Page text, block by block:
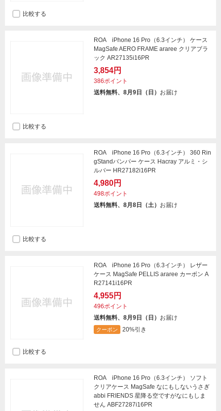
比較する
ROA iPhone 16 Pro（6.3インチ） ケース
MagSafe AERO FRAME araree クリアブラ
ック AR27135i16PR
3,854円
386ポイント
送料無料、8月9日（日） お届け
比較する
ROA iPhone 16 Pro（6.3インチ） 360 Rin
gStandバンパー ケース Hacray アルミ・シ
ルバー HR27182i16PR
4,980円
498ポイント
送料無料、8月8日（土） お届け
比較する
ROA iPhone 16 Pro（6.3インチ） レザー
ケース MagSafe PELLIS araree カーボン A
R27141i16PR
4,955円
496ポイント
送料無料、8月9日（日） お届け
クーポン 20%引き
比較する
ROA iPhone 16 Pro（6.3インチ） ソフト
クリアケース MagSafe なにもしないうさぎ
abbi FRIENDS 星降る空ですがなにもしま
せん ABF27287i16PR